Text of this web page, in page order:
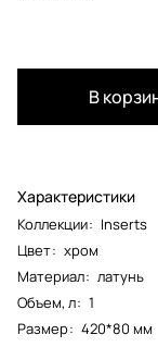
В
Характеристики
Коллекции: Inserts
Цвет: хром
Материал: латунь
Объем, л: 1
Размер: 420*80 мм